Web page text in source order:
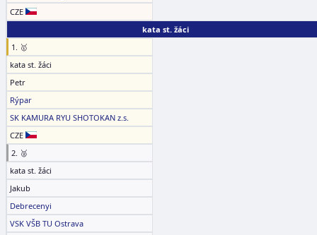
CZE
kata st. žáci
1. 🥇
kata st. žáci
Petr
Rýpar
SK KAMURA RYU SHOTOKAN z.s.
CZE
2. 🥈
kata st. žáci
Jakub
Debrecenyi
VSK VŠB TU Ostrava